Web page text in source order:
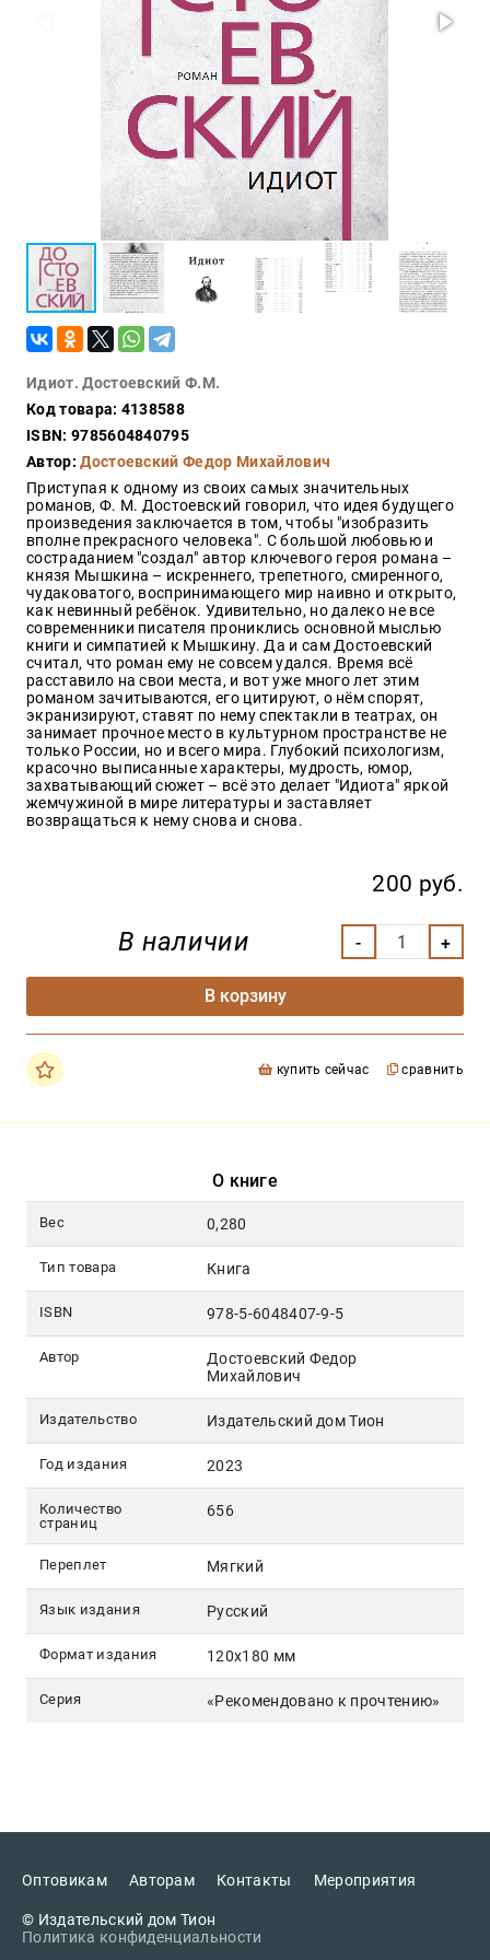
Идиот. Достоевский Ф.М.
Код товара: 4138588
ISBN: 9785604840795
Автор:Достоевский Федор Михайлович
Приступая к одному из своих самых значительных
романов, Ф. М. Достоевский говорил, что идея будущего
произведения заключается в том, чтобы "изобразить
вполне прекрасного человека". С большой любовью и
состраданием "создал" автор ключевого героя романа –
князя Мышкина – искреннего, трепетного, смиренного,
чудаковатого, воспринимающего мир наивно и открыто,
как невинный ребёнок. Удивительно, но далеко не все
современники писателя прониклись основной мыслью
книги и симпатией к Мышкину. Да и сам Достоевский
считал, что роман ему не совсем удался. Время всё
расставило на свои места, и вот уже много лет этим
романом зачитываются, его цитируют, о нём спорят,
экранизируют, ставят по нему спектакли в театрах, он
занимает прочное место в культурном пространстве не
только России, но и всего мира. Глубокий психологизм,
красочно выписанные характеры, мудрость, юмор,
захватывающий сюжет – всё это делает "Идиота" яркой
жемчужиной в мире литературы и заставляет
возвращаться к нему снова и снова.
200 руб.
В наличии
В корзину
купить сейчас сравнить
О книге
Вес 0,280
Тип товара Книга
ISBN 978-5-6048407-9-5
Автор
Достоевский Федор
Михайлович
Издательство Издательский дом Тион
Год издания 2023
Количество
страниц
656
Переплет Мягкий
Язык издания Русский
Формат издания 120х180 мм
Серия «Рекомендовано к прочтению»
Оптовикам Авторам Контакты Мероприятия
© Издательский дом Тион
Политика конфиденциальности
непознанное
Философия
Военная
Конспирология
Политика
Религия
Туризм
Разное
Кухня,
гастрономия,
кулинария
Закон
Красота
и
здоровье
Оптовикам
Авторам
Контакты
Мероприятия
+7(499)
350-17-
magazin.ru